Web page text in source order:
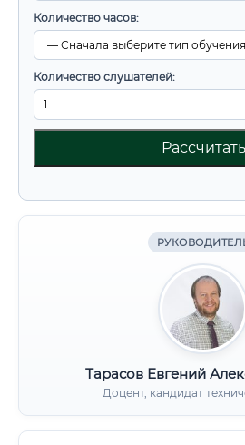
Количество часов:
Количество слушателей:
Рассчитать
Тарасов Евгений
Доцент, кандидат